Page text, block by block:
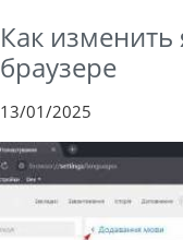
Как изменить
браузере
13/01/2025